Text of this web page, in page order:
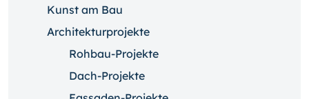
Kunst am Bau
Architekturprojekte
Rohbau-Projekte
Dach-Projekte